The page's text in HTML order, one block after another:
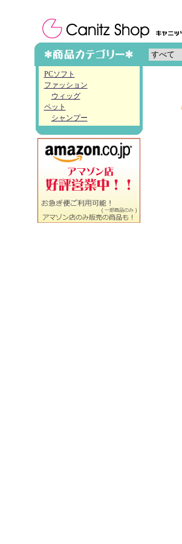
PCソフト
ファッション
ウィッグ
ペット
シャンプー